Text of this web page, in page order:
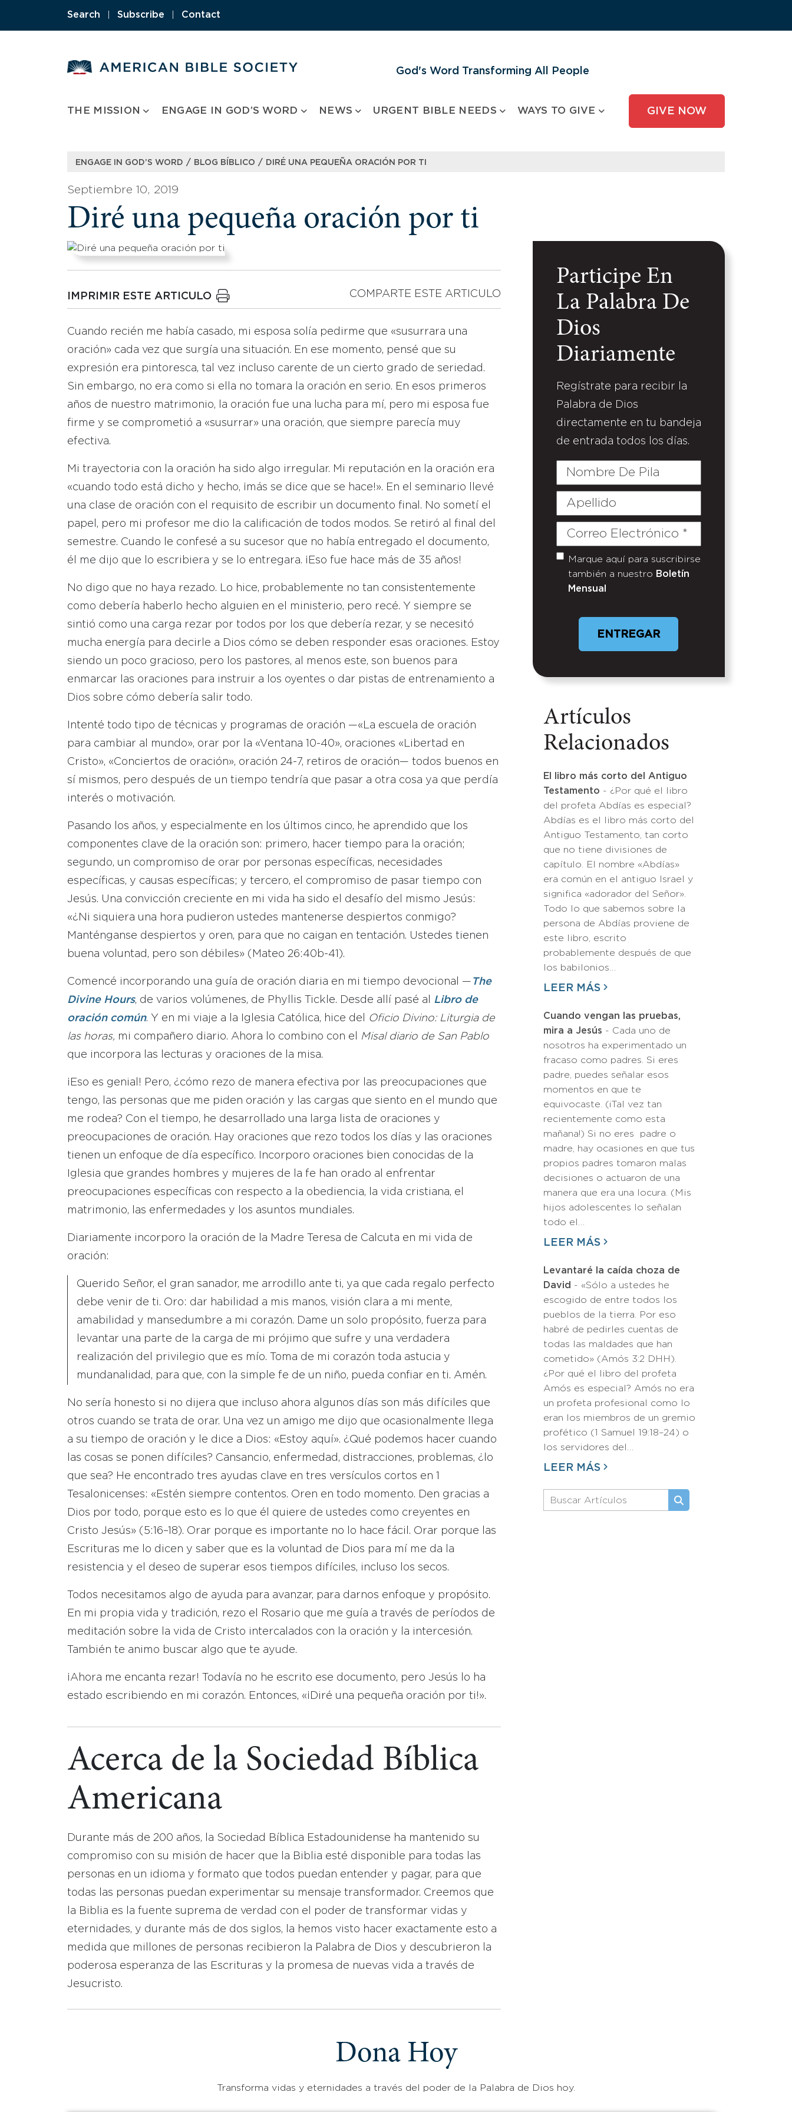
Search Subscribe Contact
God's Word Transforming All People
THE MISSION ENGAGE IN GOD’S WORD NEWS URGENT BIBLE NEEDS WAYS TO GIVE GIVE NOW
ENGAGE IN GOD’S WORD / BLOG BÍBLICO / DIRÉ UNA PEQUEÑA ORACIÓN POR TI
Septiembre 10, 2019
Diré una pequeña oración por ti
IMPRIMIR ESTE ARTICULO COMPARTE ESTE ARTICULO
Cuando recién me había casado, mi esposa solía pedirme que «susurrara una
oración» cada vez que surgía una situación. En ese momento, pensé que su
expresión era pintoresca, tal vez incluso carente de un cierto grado de seriedad.
Sin embargo, no era como si ella no tomara la oración en serio. En esos primeros
años de nuestro matrimonio, la oración fue una lucha para mí, pero mi esposa fue
firme y se comprometió a «susurrar» una oración, que siempre parecía muy
efectiva.
Mi trayectoria con la oración ha sido algo irregular. Mi reputación en la oración era
«cuando todo está dicho y hecho, ¡más se dice que se hace!». En el seminario llevé
una clase de oración con el requisito de escribir un documento final. No sometí el
papel, pero mi profesor me dio la calificación de todos modos. Se retiró al final del
semestre. Cuando le confesé a su sucesor que no había entregado el documento,
él me dijo que lo escribiera y se lo entregara. ¡Eso fue hace más de 35 años!
No digo que no haya rezado. Lo hice, probablemente no tan consistentemente
como debería haberlo hecho alguien en el ministerio, pero recé. Y siempre se
sintió como una carga rezar por todos por los que debería rezar, y se necesitó
mucha energía para decirle a Dios cómo se deben responder esas oraciones. Estoy
siendo un poco gracioso, pero los pastores, al menos este, son buenos para
enmarcar las oraciones para instruir a los oyentes o dar pistas de entrenamiento a
Dios sobre cómo debería salir todo.
Intenté todo tipo de técnicas y programas de oración —«La escuela de oración
para cambiar al mundo», orar por la «Ventana 10-40», oraciones «Libertad en
Cristo», «Conciertos de oración», oración 24-7, retiros de oración— todos buenos en
sí mismos, pero después de un tiempo tendría que pasar a otra cosa ya que perdía
interés o motivación.
Pasando los años, y especialmente en los últimos cinco, he aprendido que los
componentes clave de la oración son: primero, hacer tiempo para la oración;
segundo, un compromiso de orar por personas específicas, necesidades
específicas, y causas específicas; y tercero, el compromiso de pasar tiempo con
Jesús. Una convicción creciente en mi vida ha sido el desafío del mismo Jesús:
«¿Ni siquiera una hora pudieron ustedes mantenerse despiertos conmigo?
Manténganse despiertos y oren, para que no caigan en tentación. Ustedes tienen
buena voluntad, pero son débiles» (Mateo 26:40b-41).
Comencé incorporando una guía de oración diaria en mi tiempo devocional — The
Divine Hours, de varios volúmenes, de Phyllis Tickle. Desde allí pasé al
Libro de
oración común. Y en mi viaje a la Iglesia Católica, hice del
Oficio Divino: Liturgia de
las horas, mi compañero diario. Ahora lo combino con el
Misal diario de San Pablo
que incorpora las lecturas y oraciones de la misa.
¡Eso es genial! Pero, ¿cómo rezo de manera efectiva por las preocupaciones que
tengo, las personas que me piden oración y las cargas que siento en el mundo que
me rodea? Con el tiempo, he desarrollado una larga lista de oraciones y
preocupaciones de oración. Hay oraciones que rezo todos los días y las oraciones
tienen un enfoque de día específico. Incorporo oraciones bien conocidas de la
Iglesia que grandes hombres y mujeres de la fe han orado al enfrentar
preocupaciones específicas con respecto a la obediencia, la vida cristiana, el
matrimonio, las enfermedades y los asuntos mundiales.
Diariamente incorporo la oración de la Madre Teresa de Calcuta en mi vida de
oración:
Querido Señor, el gran sanador, me arrodillo ante ti, ya que cada regalo perfecto
debe venir de ti. Oro: dar habilidad a mis manos, visión clara a mi mente,
amabilidad y mansedumbre a mi corazón. Dame un solo propósito, fuerza para
levantar una parte de la carga de mi prójimo que sufre y una verdadera
realización del privilegio que es mío. Toma de mi corazón toda astucia y
mundanalidad, para que, con la simple fe de un niño, pueda confiar en ti. Amén.
No sería honesto si no dijera que incluso ahora algunos días son más difíciles que
otros cuando se trata de orar. Una vez un amigo me dijo que ocasionalmente llega
a su tiempo de oración y le dice a Dios: «Estoy aquí». ¿Qué podemos hacer cuando
las cosas se ponen difíciles? Cansancio, enfermedad, distracciones, problemas, ¿lo
que sea? He encontrado tres ayudas clave en tres versículos cortos en 1
Tesalonicenses: «Estén siempre contentos. Oren en todo momento. Den gracias a
Dios por todo, porque esto es lo que él quiere de ustedes como creyentes en
Cristo Jesús» (5:16–18). Orar porque es importante no lo hace fácil. Orar porque las
Escrituras me lo dicen y saber que es la voluntad de Dios para mí me da la
resistencia y el deseo de superar esos tiempos difíciles, incluso los secos.
Todos necesitamos algo de ayuda para avanzar, para darnos enfoque y propósito.
En mi propia vida y tradición, rezo el Rosario que me guía a través de períodos de
meditación sobre la vida de Cristo intercalados con la oración y la intercesión.
También te animo buscar algo que te ayude.
¡Ahora me encanta rezar! Todavía no he escrito ese documento, pero Jesús lo ha
estado escribiendo en mi corazón. Entonces, «¡Diré una pequeña oración por ti!».
Acerca de la Sociedad Bíblica
Americana
Durante más de 200 años, la Sociedad Bíblica Estadounidense ha mantenido su
compromiso con su misión de hacer que la Biblia esté disponible para todas las
personas en un idioma y formato que todos puedan entender y pagar, para que
todas las personas puedan experimentar su mensaje transformador. Creemos que
la Biblia es la fuente suprema de verdad con el poder de transformar vidas y
eternidades, y durante más de dos siglos, la hemos visto hacer exactamente esto a
medida que millones de personas recibieron la Palabra de Dios y descubrieron la
poderosa esperanza de las Escrituras y la promesa de nuevas vida a través de
Jesucristo.
Participe En
La Palabra De
Dios
Diariamente
Regístrate para recibir la
Palabra de Dios
directamente en tu bandeja
de entrada todos los días.
Nombre
Pila
Apellido
Correo
Untitled
Marque aquí para suscribirse
también a nuestro Boletín
Mensual
Artículos
Relacionados
El libro más corto del Antiguo
Testamento - ¿Por qué el libro
del profeta Abdías es especial?
Abdías es el libro más corto del
Antiguo Testamento, tan corto
que no tiene divisiones de
capítulo. El nombre «Abdías»
era común en el antiguo Israel y
significa «adorador del Señor».
Todo lo que sabemos sobre la
persona de Abdías proviene de
este libro, escrito
probablemente después de que
los babilonios…
LEER MÁS
Cuando vengan las pruebas,
mira a Jesús - Cada uno de
nosotros ha experimentado un
fracaso como padres. Si eres
padre, puedes señalar esos
momentos en que te
equivocaste. (¡Tal vez tan
recientemente como esta
mañana!) Si no eres padre o
madre, hay ocasiones en que tus
propios padres tomaron malas
decisiones o actuaron de una
manera que era una locura. (Mis
hijos adolescentes lo señalan
todo el…
LEER MÁS
Levantaré la caída choza de
David - «Sólo a ustedes he
escogido de entre todos los
pueblos de la tierra. Por eso
habré de pedirles cuentas de
todas las maldades que han
cometido» (Amós 3:2 DHH).
¿Por qué el libro del profeta
Amós es especial? Amós no era
un profeta profesional como lo
eran los miembros de un gremio
profético (1 Samuel 19:18–24) o
los servidores del…
LEER MÁS
Dona Hoy
Transforma vidas y eternidades a través del poder de la Palabra de Dios hoy.